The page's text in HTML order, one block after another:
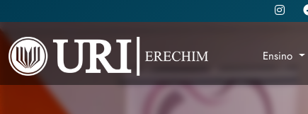
Ensino